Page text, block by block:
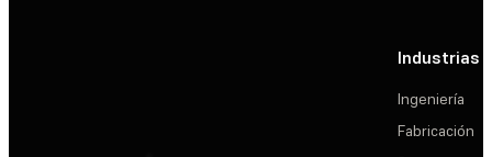
Industrias
Ingeniería
Fabricación